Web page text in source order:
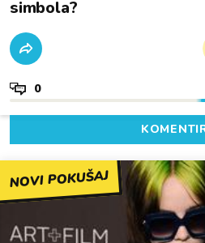
simbola?
0
NOVI POKUŠAJ